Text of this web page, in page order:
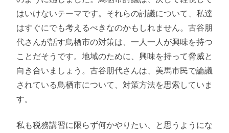
はいけないテーマです。それらの討議について、私達
はすぐにでも考えるべきなのかもしれません。古谷朋
代さんが話す鳥栖市の対策は、一人一人が興味を持つ
ことだそうです。地域のために、興味を持って脅威と
向き合いましょう。古谷朋代さんは、美馬市民で論議
されている鳥栖市について、対策方法を思索していま
す。
私も税務講習に限らず何かやりたい、と思うようにな